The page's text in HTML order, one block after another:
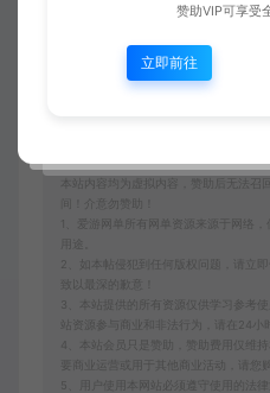
本站内容均为虚拟内容，赞助后无法召
间！介意勿赞助！
1、爱游网单所有网单资源来源于网络
2、如本帖侵犯到任何版权问题，请立
致以最深的歉意！
3、本站提供的所有资源仅供学习参考
站资源参与商业和非法行为，请在24小
4、本站会员只是赞助，赞助费用仅维
要商业运营或用于其他商业活动，请您
5、用户使用本网站必须遵守使用的法
赞助VIP可享受
立即前往